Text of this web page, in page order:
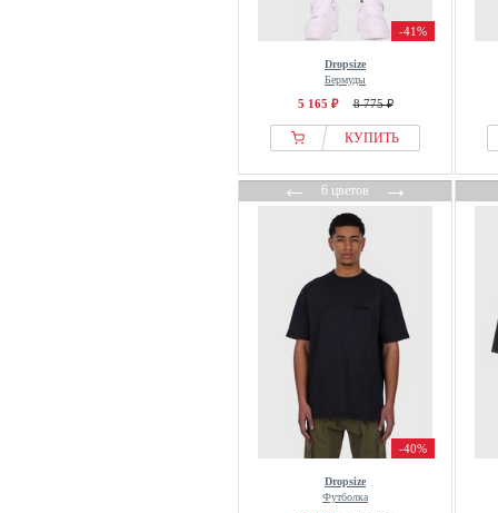
-41%
Dropsize
Бермуды
5 165 ₽ 8 775 ₽
КУПИТЬ
←6 цветов→
-40%
Dropsize
Футболка